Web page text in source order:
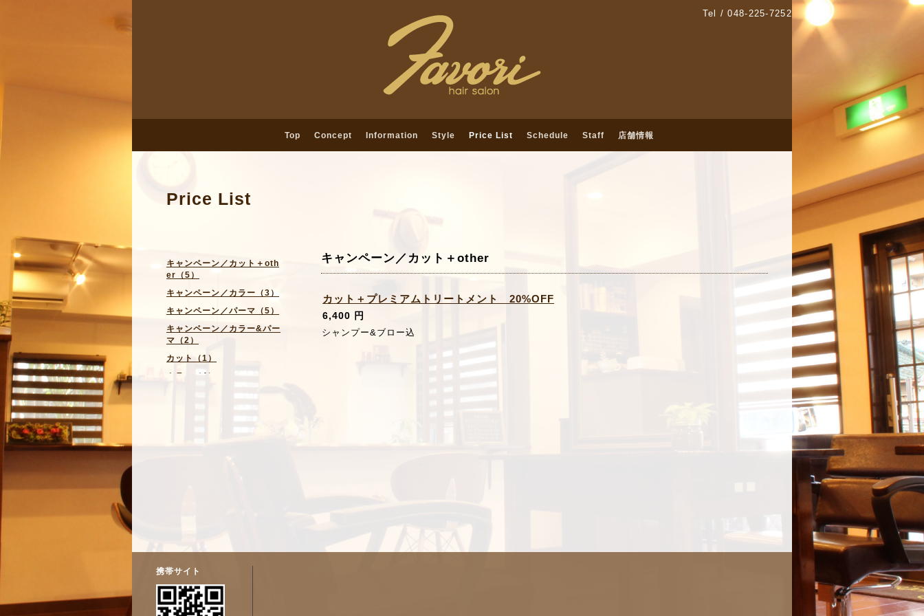
Tel / 048-225-7252
Top Concept Information Style Price List Schedule Staff 店舗情報
キャンペーン／カット＋oth
er（5）
キャンペーン／カラー（3）
キャンペーン／パーマ（5）
キャンペーン／カラー&パー
マ（2）
カット（1）
カラー（4）
Price List
キャンペーン／カット＋other
カット＋プレミアムトリートメント 20%OFF
6,400 円
シャンプー&ブロー込
携帯サイト